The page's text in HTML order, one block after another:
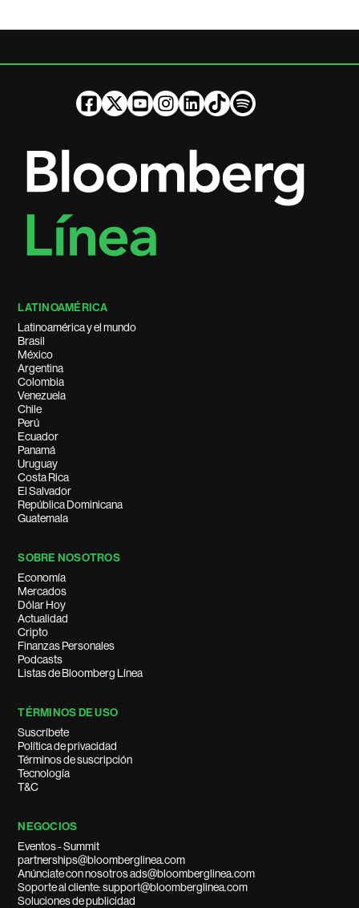
LATINOAMÉRICA
Latinoamérica y el mundo
Brasil
México
Argentina
Colombia
Venezuela
Chile
Perú
Ecuador
Panamá
Uruguay
Costa Rica
El Salvador
República Dominicana
Guatemala
SOBRE NOSOTROS
Economía
Mercados
Dólar Hoy
Actualidad
Cripto
Finanzas Personales
Podcasts
Listas de Bloomberg Línea
TÉRMINOS DE USO
Suscríbete
Política de privacidad
Términos de suscripción
Tecnología
T&C
NEGOCIOS
Eventos - Summit
partnerships@bloomberglinea.com
Anúnciate con nosotros ads@bloomberglinea.com
Soporte al cliente: support@bloomberglinea.com
Soluciones de publicidad